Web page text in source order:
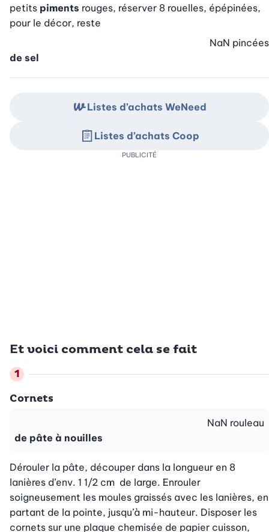
petits piments rouges, réserver 8 rouelles, épépinées,
pour le décor, reste
de sel
NaN pincées
Et voici comment cela se fait
Cornets
de pâte à nouilles
NaN rouleau
Dérouler la pâte, découper dans la longueur en 8
lanières d’env. 1 1/2 cm  de large. Enrouler
soigneusement les moules graissés avec les lanières, en
partant de la pointe, jusqu’à mi-hauteur. Disposer les
cornets sur une plaque chemisée de papier cuisson,
Listes d’achats WeNeed
Listes d’achats Coop
PUBLICITÉ